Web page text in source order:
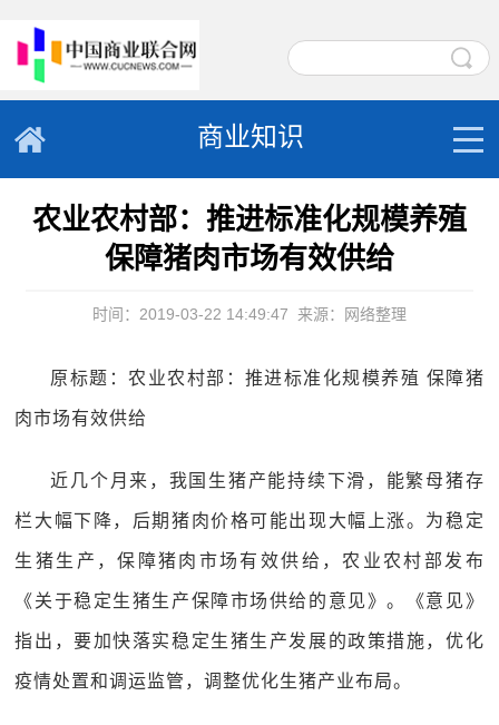
商业知识
农业农村部：推进标准化规模养殖
保障猪肉市场有效供给
时间：2019-03-22 14:49:47 来源：网络整理
原标题：农业农村部：推进标准化规模养殖 保障猪
肉市场有效供给
近几个月来，我国生猪产能持续下滑，能繁母猪存
栏大幅下降，后期猪肉价格可能出现大幅上涨。为稳定
生猪生产，保障猪肉市场有效供给，农业农村部发布
《关于稳定生猪生产保障市场供给的意见》。《意见》
指出，要加快落实稳定生猪生产发展的政策措施，优化
疫情处置和调运监管，调整优化生猪产业布局。